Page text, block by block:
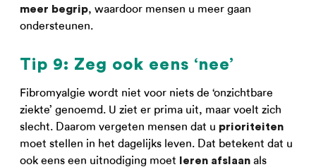
meer begrip, waardoor mensen u meer gaan
ondersteunen.
Tip 9: Zeg ook eens ‘nee’
Fibromyalgie wordt niet voor niets de ‘onzichtbare
ziekte’ genoemd. U ziet er prima uit, maar voelt zich
slecht. Daarom vergeten mensen dat u prioriteiten
moet stellen in het dagelijks leven. Dat betekent dat u
ook eens een uitnodiging moet
leren afslaan als